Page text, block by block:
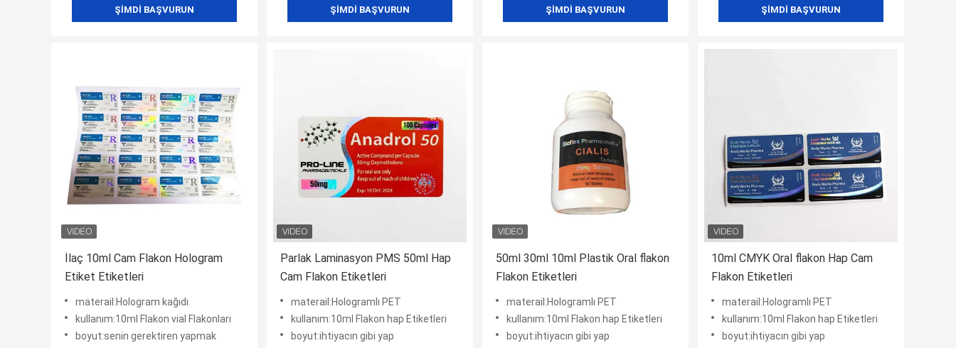
ŞIMDI BAŞVURUN ŞIMDI BAŞVURUN ŞIMDI BAŞVURUN ŞIMDI BAŞVURUN
İlaç 10ml Cam Flakon Hologram
Etiket Etiketleri
materail:Hologram kağıdı
kullanım:10ml Flakon vial Flakonları
boyut:senin gerektiren yapmak
Parlak Laminasyon PMS 50ml Hap
Cam Flakon Etiketleri
materail:Hologramlı PET
kullanım:10ml Flakon hap Etiketleri
boyut:ihtiyacın gibi yap
50ml 30ml 10ml Plastik Oral flakon
Flakon Etiketleri
materail:Hologramlı PET
kullanım:10ml Flakon hap Etiketleri
boyut:ihtiyacın gibi yap
10ml CMYK Oral flakon Hap Cam
Flakon Etiketleri
materail:Hologramlı PET
kullanım:10ml Flakon hap Etiketleri
boyut:ihtiyacın gibi yap